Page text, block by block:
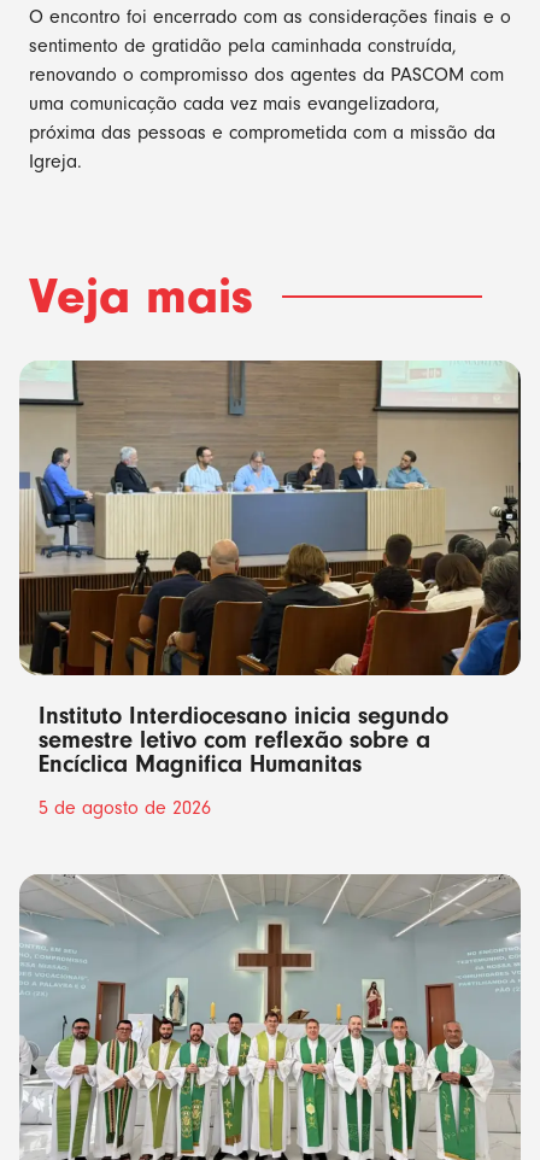
O encontro foi encerrado com as considerações finais e o
sentimento de gratidão pela caminhada construída,
renovando o compromisso dos agentes da PASCOM com
uma comunicação cada vez mais evangelizadora,
próxima das pessoas e comprometida com a missão da
Igreja.
Veja mais
Instituto Interdiocesano inicia segundo
semestre letivo com reflexão sobre a
Encíclica Magnifica Humanitas
5 de agosto de 2026